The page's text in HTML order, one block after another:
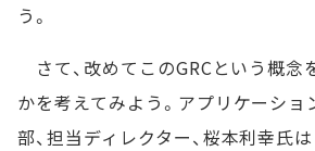
う。
さて、改めてこのGRCという概念
かを考えてみよう。アプリケーシ
部、担当ディレクター、桜本利幸氏